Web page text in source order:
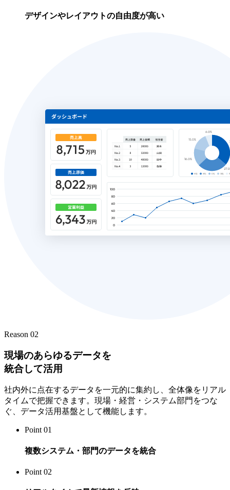
デザインやレイアウトの自由度が高い
Reason 02
現場のあらゆるデータを
統合して活用
社内外に点在するデータを一元的に集約し、全体像をリアル
タイムで把握できます。現場・経営・システム部門をつな
ぐ、データ活用基盤として機能します。
Point 01
複数システム・部門のデータを統合
Point 02